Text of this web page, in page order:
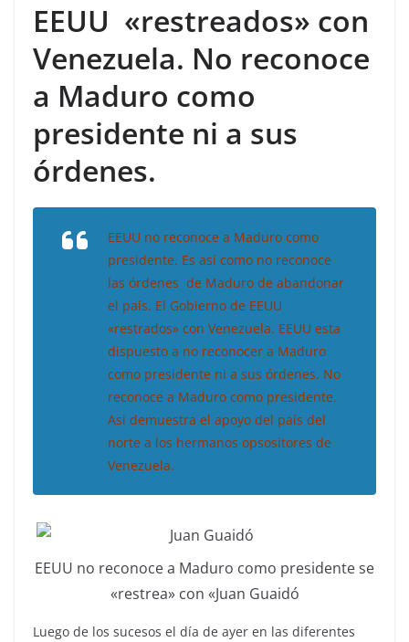
EEUU «restreados» con
Venezuela. No reconoce
a Maduro como
presidente ni a sus
órdenes.
EEUU no reconoce a Maduro como
presidente. Es así como no reconoce
las órdenes de Maduro de abandonar
el país. El Gobierno de EEUU
«restrados» con Venezuela. EEUU esta
dispuesto a no reconocer a Maduro
como presidente ni a sus órdenes. No
reconoce a Maduro como presidente.
Asi demuestra el apoyo del país del
norte a los hermanos opsositores de
Venezuela.
EEUU no reconoce a Maduro como presidente se
«restrea» con «Juan Guaidó
Luego de los sucesos el día de ayer en las diferentes